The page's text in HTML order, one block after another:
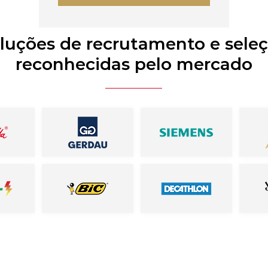
de recrutamento e
reconhecidas pelo mercado